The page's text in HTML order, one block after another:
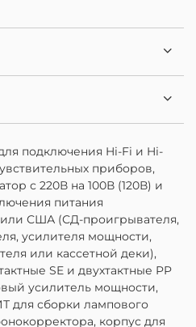
подключения Hi-Fi и Hi-
приборов,
с 220В на 100В (120В) и
питания
США (СД-проигрывателя,
усилителя мощности,
или кассетной деки),
SE и двухтактные PP
усилитель мощности,
для сборки лампового
корпус для